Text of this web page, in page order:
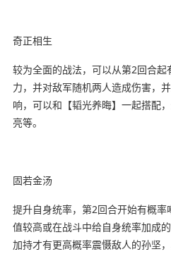
奇正相生
较为全面的战法，可以从第2回合
力，并对敌军随机两人造成伤害，
响，可以和【韬光养晦】一起搭配
亮等。
固若金汤
提升自身统率，第2回合开始有概
值较高或在战斗中给自身统率加成
加持才有更高概率震慑敌人的孙坚